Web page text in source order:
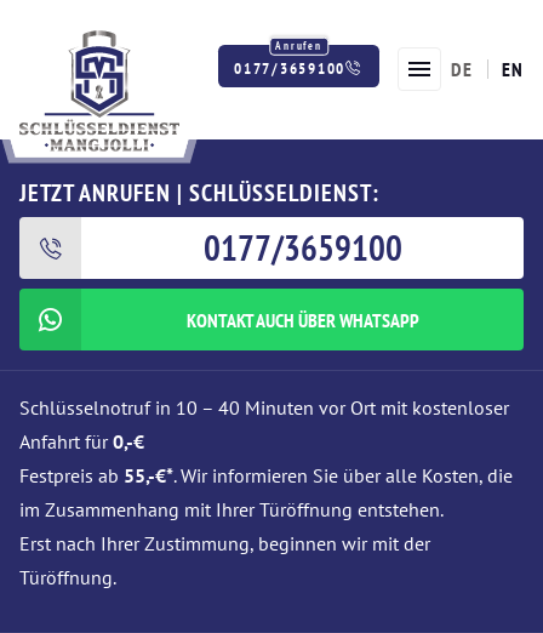
0177/3659100 DE EN
JETZT ANRUFEN | SCHLÜSSELDIENST:
0177/3659100
KONTAKT AUCH ÜBER WHATSAPP
Schlüsselnotruf in 10 – 40 Minuten vor Ort mit kostenloser
Anfahrt für0,-€
Festpreis ab 55,-€*. Wir informieren Sie über alle Kosten, die
im Zusammenhang mit Ihrer Türöffnung entstehen.
Erst nach Ihrer Zustimmung, beginnen wir mit der
Türöffnung.